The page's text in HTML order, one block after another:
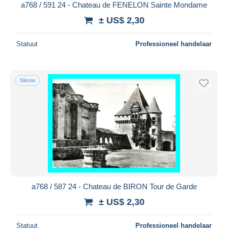
a768 / 591 24 - Chateau de FENELON Sainte Mondame
± US$ 2,30
Statuut Professioneel handelaar
Nieuw
a768 / 587 24 - Chateau de BIRON Tour de Garde
± US$ 2,30
Statuut Professioneel handelaar